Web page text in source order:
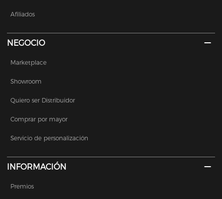
Afiliados
NEGOCIO
Marketplace
Showroom
Quiero ser Distribuidor
Comprar por mayor
Servicio de personalización
INFORMACIÓN
Premios